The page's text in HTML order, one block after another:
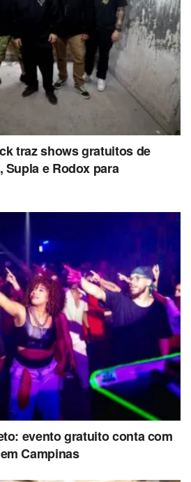
traz shows gratuitos de
Supla e Rodox para
evento gratuito conta com
Campinas